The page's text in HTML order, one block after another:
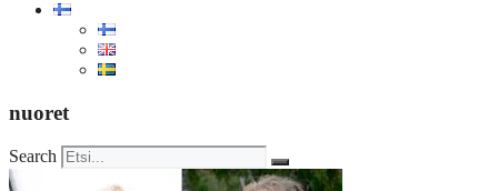
nuoret
Search